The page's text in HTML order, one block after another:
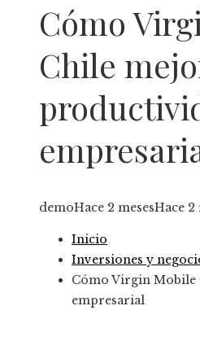
Cómo
Chile
demoHace 2 mesesHace 2
Inicio
Inversiones y
Cómo Virgin
empresarial